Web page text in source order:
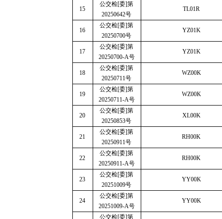
15
公交检[委]第
20250642号
TL01R
16
公交检[委]第
20250700号
YZ01K
17
公交检[委]第
20250700-A号
YZ01K
18
公交检[委]第
20250711号
WZ00K
19
公交检[委]第
20250711-A号
WZ00K
20
公交检[委]第
20250853号
XL00K
21
公交检[委]第
20250911号
RH00K
22
公交检[委]第
20250911-A号
RH00K
23
公交检[委]第
20251009号
YY00K
24
公交检[委]第
20251009-A号
YY00K
公交检[委]第